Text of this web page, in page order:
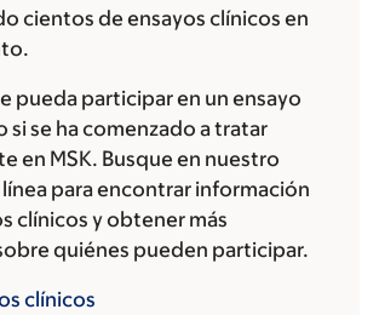
cientos de ensayos clínicos en
pueda participar en un ensayo
si se ha comenzado a tratar
en MSK. Busque en nuestro
para encontrar información
clínicos y obtener más
quiénes pueden participar.
clínicos